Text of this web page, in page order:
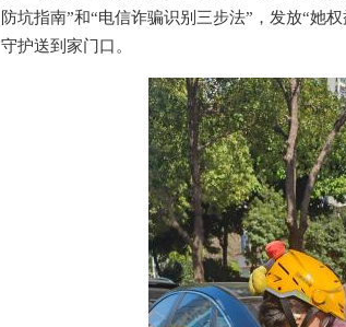
防坑指南”和“电信诈骗识别三步法”，发放“她
守护送到家门口。